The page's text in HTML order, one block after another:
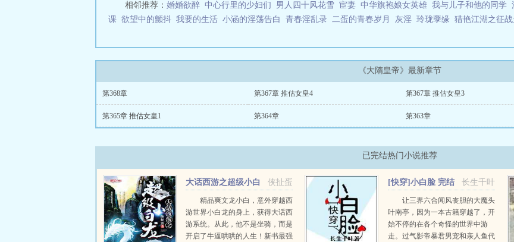
相邻推荐： 婚婚欲醉 中心行里的少妇们 男人四十风花雪 宦妻 中华旗袍娘女英雄 我与儿子和他的同学
课 欲望中的颤抖 我要的生活 小涵的淫荡告白 青春淫乱录 二蛋的青春岁月 灰淫 玲珑孽缘 猎艳江湖之征
《大隋皇帝》最新章节
第368章 第367章 推估女皇4 第367章 推估女皇3
第365章 推估女皇1 第364章 第363章
已完结热门小说推荐
侠扯蛋
大话西游之超级小白
精品爽文龙小白，意外穿越西
游世界小白龙的身上，获得大话西
游系统。从此，他不是坐骑，而是
开启了牛逼哄哄的人生！新书最强
长生千叶
[快穿]小白脸 完结
+番外让三界六合闻风丧胆的大魔头
叶南亭，因为一本古籍穿越了，开
始不停的在各个奇怪的世界中游
走。过气影帝暴君男宠和亲人鱼代